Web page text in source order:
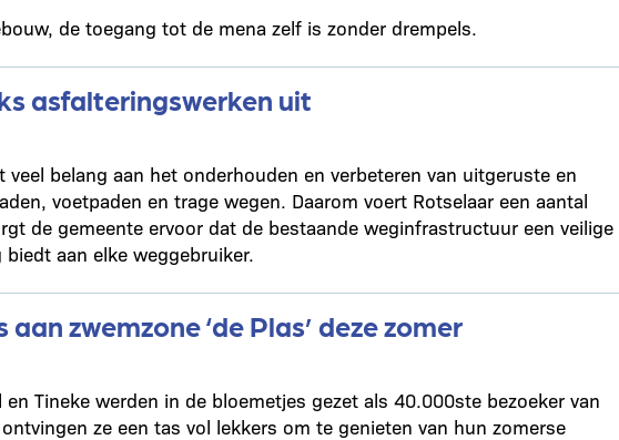
de toegang tot de mena zelf is zonder drempels.
asfalteringswerken uit
veel belang aan het onderhouden en verbeteren van uitgeruste en
voetpaden en trage wegen. Daarom voert Rotselaar een aantal
de gemeente ervoor dat de bestaande weginfrastructuur een veilige
aan elke weggebruiker.
zwemzone ‘de Plas’ deze zomer
en Tineke werden in de bloemetjes gezet als 40.000ste bezoeker van
ontvingen ze een tas vol lekkers om te genieten van hun zomerse